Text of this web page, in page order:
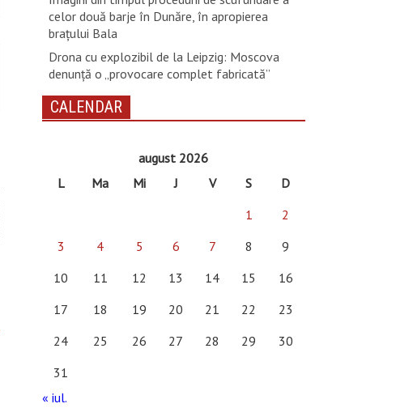
celor două barje în Dunăre, în apropierea
brațului Bala
Drona cu explozibil de la Leipzig: Moscova
denunţă o „provocare complet fabricată”
CALENDAR
august 2026
L
Ma Mi J V S
D
1
2
3
4 5 6 7 8
9
10
11 12 13 14 15
16
17
18 19 20 21 22
23
24
25 26 27 28 29
30
31
« iul.